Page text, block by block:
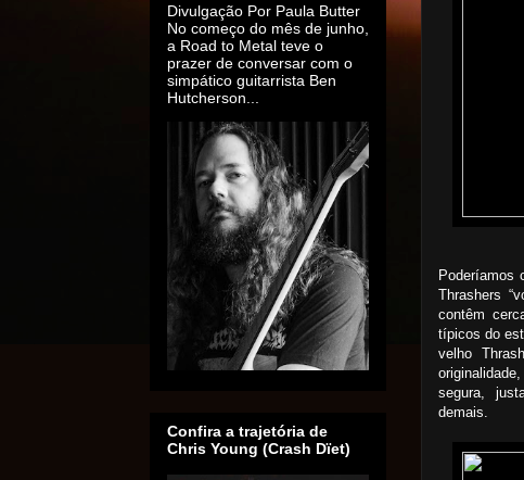
Poderíamos
Thrashers
contêm
típicos do
velho
segura,
demais.
Divulgação Por Paula Butter
No começo do mês de junho,
a Road to Metal teve o
prazer de conversar com o
simpático guitarrista Ben
Hutcherson...
Confira a trajetória de
Chris Young (Crash Dïet)